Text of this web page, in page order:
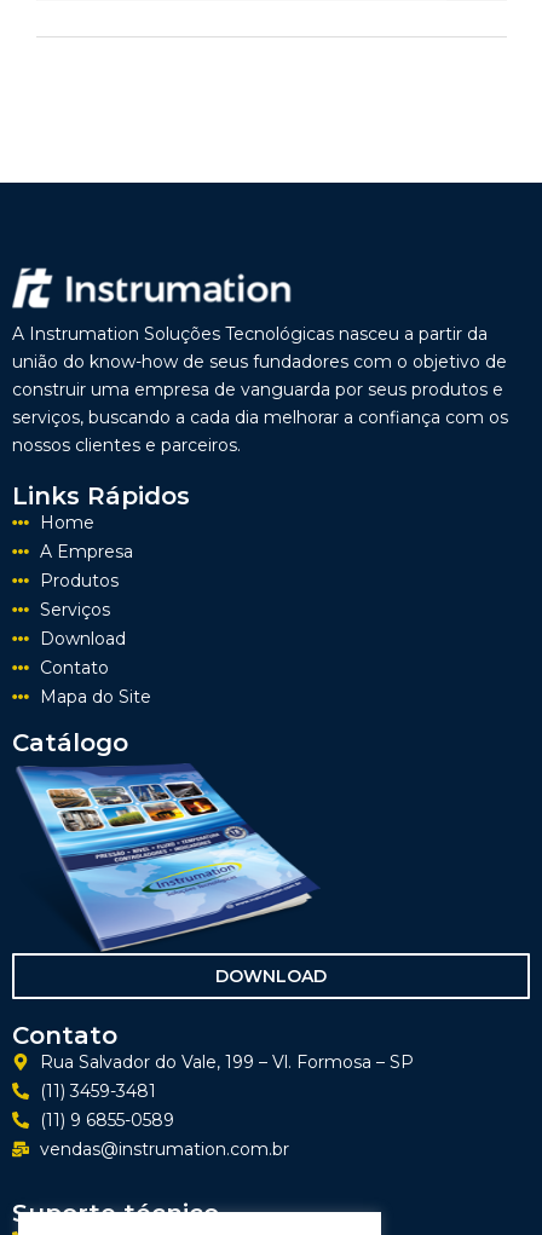
A Instrumation Soluções Tecnológicas nasceu a partir da
união do know-how de seus fundadores com o objetivo de
construir uma empresa de vanguarda por seus produtos e
serviços, buscando a cada dia melhorar a confiança com os
nossos clientes e parceiros.
Links Rápidos
Home
A Empresa
Produtos
Serviços
Download
Contato
Mapa do Site
Catálogo
DOWNLOAD
Contato
Rua Salvador do Vale, 199 – Vl. Formosa – SP
(11) 3459-3481
(11) 9 6855-0589
vendas@instrumation.com.br
Suporte técnico